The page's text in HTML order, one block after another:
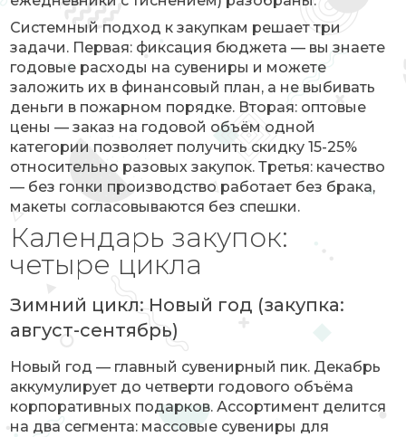
Системный подход к закупкам решает три
задачи. Первая: фиксация бюджета — вы знаете
годовые расходы на сувениры и можете
заложить их в финансовый план, а не выбивать
деньги в пожарном порядке. Вторая: оптовые
цены — заказ на годовой объём одной
категории позволяет получить скидку 15-25%
относительно разовых закупок. Третья: качество
— без гонки производство работает без брака,
макеты согласовываются без спешки.
Календарь закупок:
четыре цикла
Зимний цикл: Новый год (закупка:
август-сентябрь)
Новый год — главный сувенирный пик. Декабрь
аккумулирует до четверти годового объёма
корпоративных подарков. Ассортимент делится
на два сегмента: массовые сувениры для